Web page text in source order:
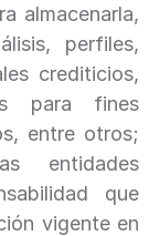
almacenarla,
perfiles,
crediticios,
para fines
entre otros;
entidades
que
vigente en